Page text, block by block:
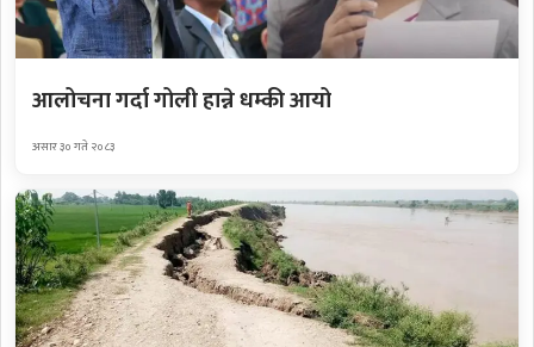
आलोचना गर्दा गोली हान्ने धम्की आयो
असार ३० गते २०८३